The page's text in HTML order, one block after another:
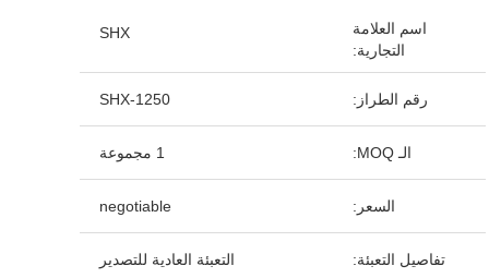
اسم العلامة
التجارية:
SHX
رقم الطراز: SHX-1250
الـ MOQ: 1 مجموعة
السعر: negotiable
تفاصيل التعبئة: التعبئة العادية للتصدير